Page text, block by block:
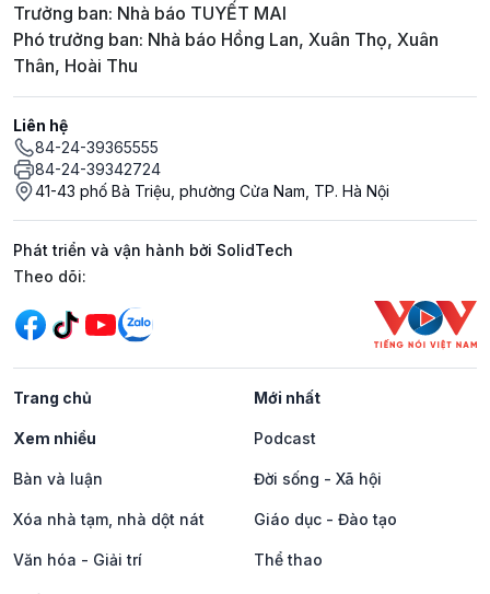
Trưởng ban: Nhà báo TUYẾT MAI
Phó trưởng ban: Nhà báo Hồng Lan, Xuân Thọ, Xuân
Thân, Hoài Thu
Liên hệ
84-24-39365555
84-24-39342724
41-43 phố Bà Triệu, phường Cửa Nam, TP. Hà Nội
Phát triển và vận hành bởi SolidTech
Mạng xã hội
Theo dõi:
Trang chủ Mới nhất
Xem nhiều Podcast
Bàn và luận Đời sống - Xã hội
Xóa nhà tạm, nhà dột nát Giáo dục - Đào tạo
Văn hóa - Giải trí Thể thao